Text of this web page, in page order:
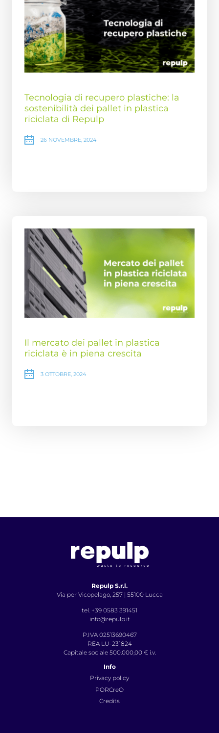
Tecnologia di recupero plastiche: la
sostenibilità dei pallet in plastica
riciclata di Repulp
26 NOVEMBRE, 2024
Il mercato dei pallet in plastica
riciclata è in piena crescita
3 OTTOBRE, 2024
Repulp S.r.l.
Via per Vicopelago, 257 | 55100 Lucca
tel. +39 0583 391451
info@repulp.it
P.IVA 02513690467
REA LU-231824
Capitale sociale 500.000,00 € i.v.
Info
Privacy policy
PORCreO
Credits